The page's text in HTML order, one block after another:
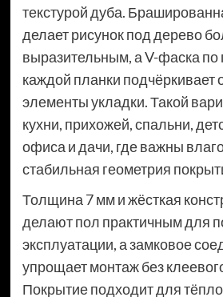
текстурой дуба.
делает рисунок под дерево
выразительным, а V-фаска по
каждой планки подчёркивает
элементы укладки. Такой
кухни, прихожей, спальни,
офиса и дачи, где важны
стабильная геометрия
Толщина 7 мм и жёсткая
делают пол практичным для
эксплуатации, а замковое
упрощает монтаж без
Покрытие подходит для